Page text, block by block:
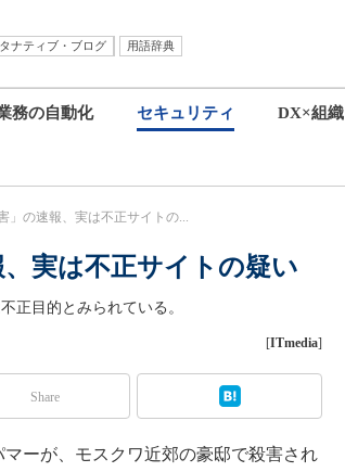
ナティブ・ブログ
用語辞典
務の自動化 セキュリティ DX×組織
」の速報、実は不正サイトの...
実は不正サイトの疑い
正目的とみられている。
[ITmedia]
Share
ーが、モスクワ近郊の豪邸で殺害され